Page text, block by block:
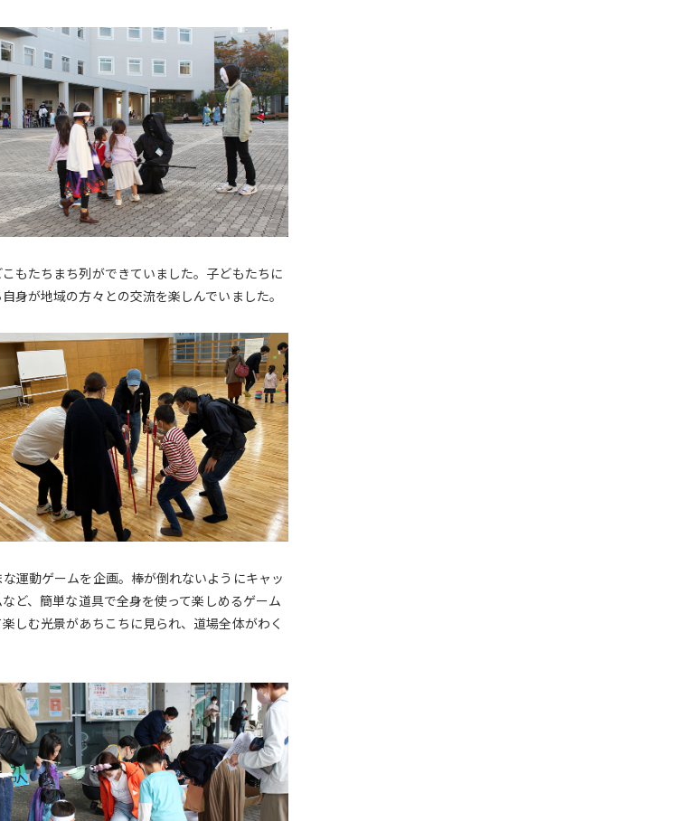
もたちまち列ができていました。子どもたちに
身が地域の方々との交流を楽しんでいました。
運動ゲームを企画。棒が倒れないようにキャッ
ど、簡単な道具で全身を使って楽しめるゲーム
しむ光景があちこちに見られ、道場全体がわく